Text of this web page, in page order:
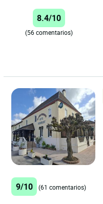
8.4/10
(56 comentarios)
9/10 (61 comentarios)